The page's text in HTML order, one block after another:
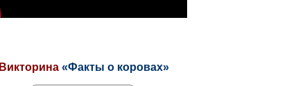
Викторина«Факты о коровах»